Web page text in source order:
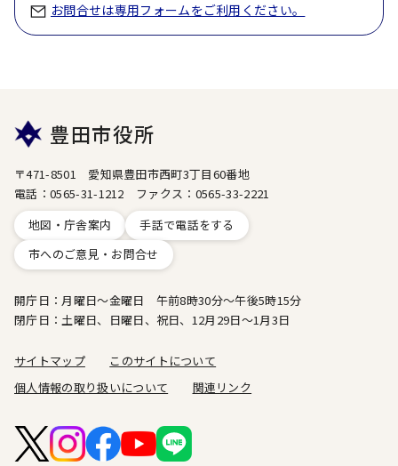
お問合せは専用フォームをご利用ください。
豊田市役所
〒471-8501 愛知県豊田市西町3丁目60番地
電話：0565-31-1212 ファクス：0565-33-2221
地図・庁舎案内
手話で電話をする
市へのご意見・お問合せ
開庁日：月曜日～金曜日 午前8時30分～午後5時15分
閉庁日：土曜日、日曜日、祝日、12月29日～1月3日
サイトマップ
このサイトについて
個人情報の取り扱いについて
関連リンク